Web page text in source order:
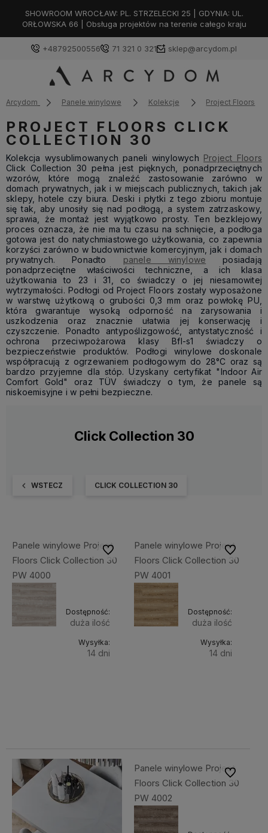
SHOWROOM WROCŁAW: PL. STRZELECKI 25 | GDYNIA: UL.
ORŁOWSKA 66 | Obsługa projektów na terenie całego kraju
+48792500556 71 321 0 321 sklep@arcydom.pl
Arcydom Panele winylowe Kolekcje Project Floors
PROJECT FLOORS CLICK
COLLECTION 30
Kolekcja wysublimowanych paneli winylowych Project Floors
Click Collection 30 pełna jest pięknych, ponadprzeciętnych
wzorów, które mogą znaleźć zastosowanie zarówno w
domach prywatnych, jak i w miejscach publicznych, takich jak
sklepy, hotele czy biura. Deski i płytki z tego zbioru montuje
się tak, aby unosiły się nad podłogą, a system zatrzaskowy,
sprawia, że montaż jest wyjątkowo prosty. Ten bezklejowy
proces oznacza, że nie ma tu czasu na schnięcie, a podłoga
gotowa jest do natychmiastowego użytkowania, co zapewnia
korzyści zarówno w budownictwie komercyjnym, jak i domach
prywatnych. Ponadto panele winylowe posiadają
ponadprzeciętne właściwości techniczne, a ich klasa
użytkowania to 23 i 31, co świadczy o jej niesamowitej
wytrzymałości. Podłogi od Project Floors zostały wyposażone
w warstwę użytkową o grubości 0,3 mm oraz powłokę PU,
która gwarantuje wysoką odporność na zarysowania i
uszkodzenia oraz znacznie ułatwia jej konserwację i
czyszczenie. Ponadto antypoślizgowość, antystatyczność i
ochrona przeciwpożarowa klasy Bfl-s1 świadczy o
bezpieczeństwie produktów. Podłogi winylowe doskonale
współpracują z ogrzewaniem podłogowym do 28°C oraz są
bardzo przyjemne dla stóp. Uzyskany certyfikat "Indoor Air
Comfort Gold" oraz TÜV świadczy o tym, że panele są
niskoemisyjne i w pełni bezpieczne.
Click Collection 30
WSTECZ CLICK COLLECTION 30
Panele winylowe Project
Floors Click Collection 30
PW 4000
Dostępność:
duża ilość
Wysyłka:
14 dni
Do ulubionychPanele winylowe Project
Floors Click Collection 30
PW 4001
Dostępność:
duża ilość
Wysyłka:
14 dni
Do
Panele winylowe Project
Floors Click Collection 30
PW 4002
Do